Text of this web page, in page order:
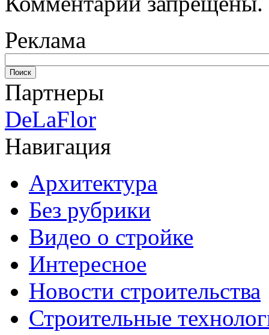
Реклама
Партнеры
DeLaFlor
Навигация
Архитектура
Без рубрики
Видео о стройке
Интересное
Новости строительства
Строительные